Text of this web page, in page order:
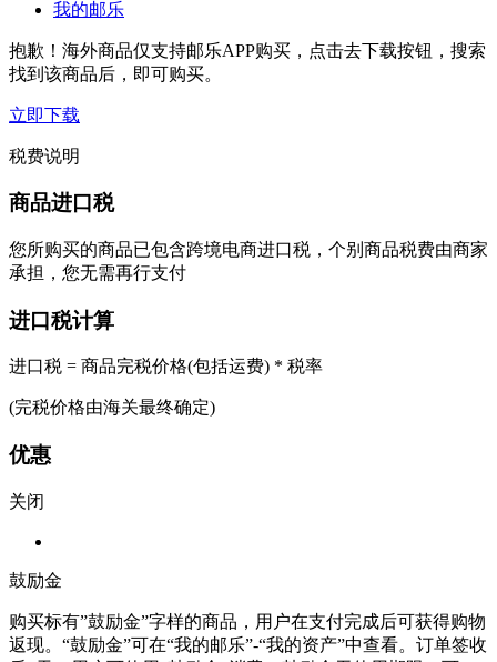
我的邮乐
抱歉！海外商品仅支持邮乐APP购买，点击去下载按钮，搜索
找到该商品后，即可购买。
立即下载
税费说明
商品进口税
您所购买的商品已包含跨境电商进口税，个别商品税费由商家
承担，您无需再行支付
进口税计算
进口税 = 商品完税价格(包括运费) * 税率
(完税价格由海关最终确定)
优惠
关闭
鼓励金
购买标有”鼓励金”字样的商品，用户在支付完成后可获得购物
返现。“鼓励金”可在“我的邮乐”-“我的资产”中查看。订单签收